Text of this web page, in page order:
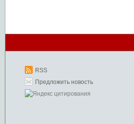
RSS
Предложить новость